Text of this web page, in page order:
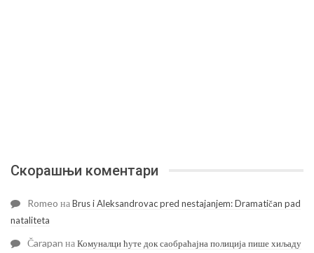
Скорашњи коментари
Romeo наBrus i Aleksandrovac pred nestajanjem: Dramatičan pad
nataliteta
Čarapan наКомуналци ћуте док саобраћајна полиција пише хиљаду